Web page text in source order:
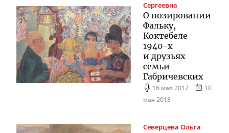
Сергеевна
О позировании
Фальку,
Коктебеле
1940-х
и друзьях
семьи
Габричевских
16 мая 2012
10
мая 2018
Северцева Ольга